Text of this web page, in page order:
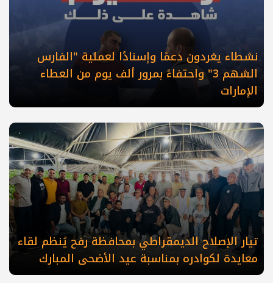
نشطاء يغردون دعمًا وإسنادًا لعملية "الفارس
الشهم 3" واحتفاءً بمرور ألف يوم من العطاء
الإمارات
تيار الإصلاح الديمقراطي بمحافظة رفح يُنظم لقاء
معايدة لكوادره بمناسبة عيد الأضحى المبارك